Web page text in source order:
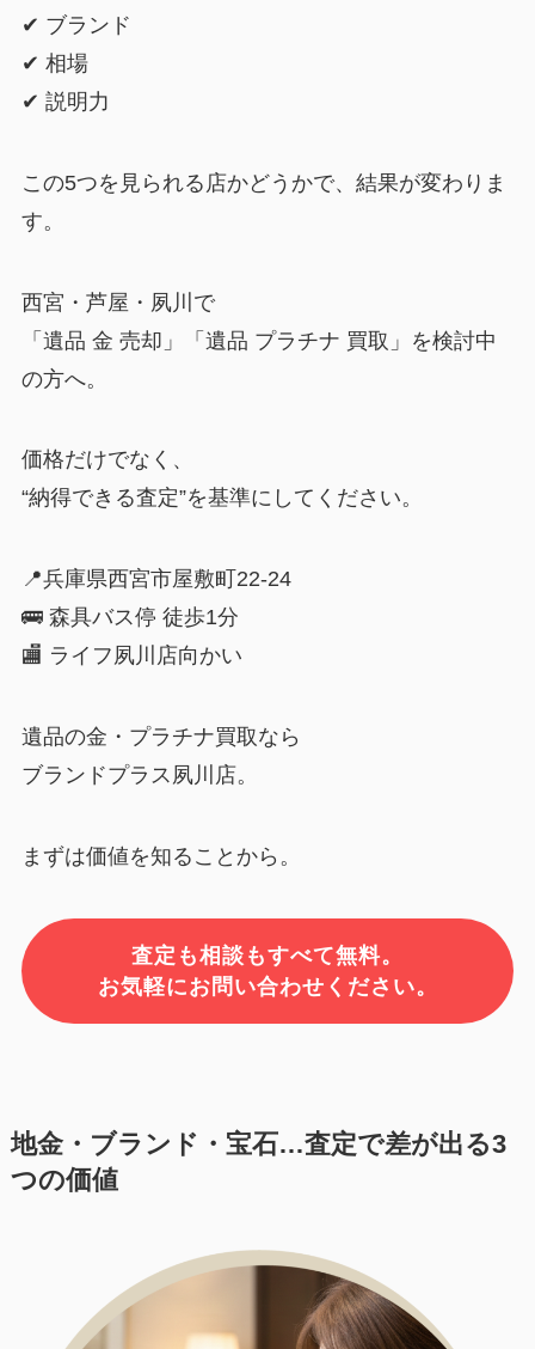
✔ ブランド
✔ 相場
✔ 説明力
この5つを見られる店かどうかで、結果が変わりま
す。
西宮・芦屋・夙川で
「遺品 金 売却」「遺品 プラチナ 買取」を検討中
の方へ。
価格だけでなく、
“納得できる査定”を基準にしてください。
📍兵庫県西宮市屋敷町22-24
🚌 森具バス停 徒歩1分
🏬 ライフ夙川店向かい
遺品の金・プラチナ買取なら
ブランドプラス夙川店。
まずは価値を知ることから。
査定も相談もすべて無料。
お気軽にお問い合わせください。
地金・ブランド・宝石…査定で差が出る3
つの価値